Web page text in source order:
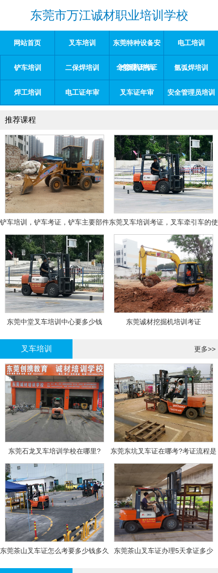
东莞市万江诚材职业培训学校
网站首页 叉车培训 东莞特种设备安
全管理证考证
电工培训
铲车培训 二保焊培训 挖掘机培训 氩弧焊培训
焊工培训 电工证年审 叉车证年审 安全管理员培训
推荐课程
铲车培训，铲车考证，铲车主要部件东莞叉车培训考证，叉车牵引车的使
用和操作
东莞中堂叉车培训中心要多少钱 东莞诚材挖掘机培训考证
叉车培训 更多>>
东莞石龙叉车培训学校在哪里?
东莞东坑叉车证在哪考?考证流程是
什么?需要什么资料?
东莞茶山叉车证怎么考要多少钱多久
东莞茶山叉车证办理5天拿证多少